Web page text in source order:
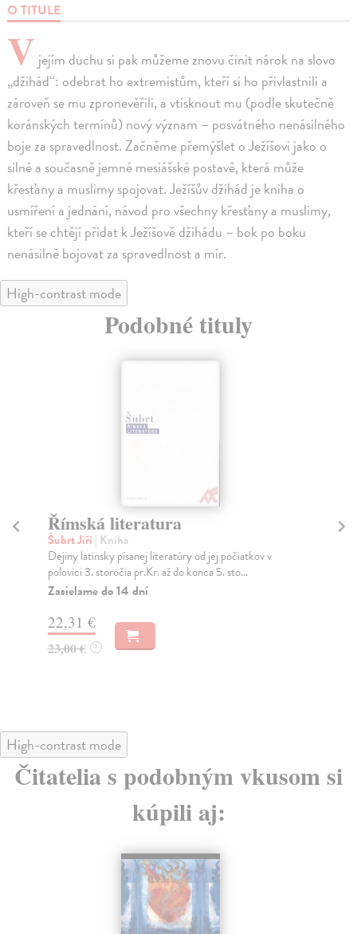
O TITULE
V jejím duchu si pak můžeme znovu činit nárok na slovo
„džihád“: odebrat ho extremistům, kteří si ho přivlastnili a
zároveň se mu zpronevěřili, a vtisknout mu (podle skutečně
koránských termínů) nový význam – posvátného nenásilného
boje za spravedlnost. Začněme přemýšlet o Ježíšovi jako o
silné a současně jemné mesiášské postavě, která může
křesťany a muslimy spojovat. Ježíšův džihád je kniha o
usmíření a jednání, návod pro všechny křesťany a muslimy,
kteří se chtějí přidat k Ježíšově džihádu – bok po boku
nenásilně bojovat za spravedlnost a mír.
High-contrast mode
Podobné tituly
Římská literatura
Šubrt Jiří | Kniha
Dejiny latinsky písanej literatúry od jej počiatkov v
polovici 3. storočia pr.Kr. až do konca 5. sto...
Zasielame do 14 dní
22,31 €
23,00 € ?
High-contrast mode
Čitatelia s podobným vkusom si
kúpili aj: